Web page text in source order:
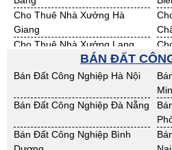
Cho Thuê Nhà Xưởng Hà
Giang
Cho Thuê Nhà Xưởng Lạng
Cho Thuê Nhà Xưởng Nam
Cho Thuê Nhà Xưởng Sơn La
Cho Thuê Nhà Xưởng Thái
Nguyên
BÁN ĐẤT
Bán Đất Công Nghiệp Hà Nội
Bán Đất Công Nghiệp Đà Nẵng
Bán Đất Công Nghiệp Bình